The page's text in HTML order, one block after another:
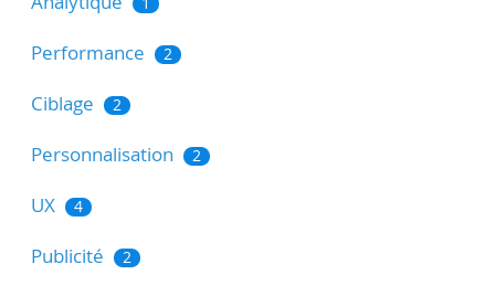
Performance 2
Ciblage 2
Personnalisation 2
UX 4
Publicité 2